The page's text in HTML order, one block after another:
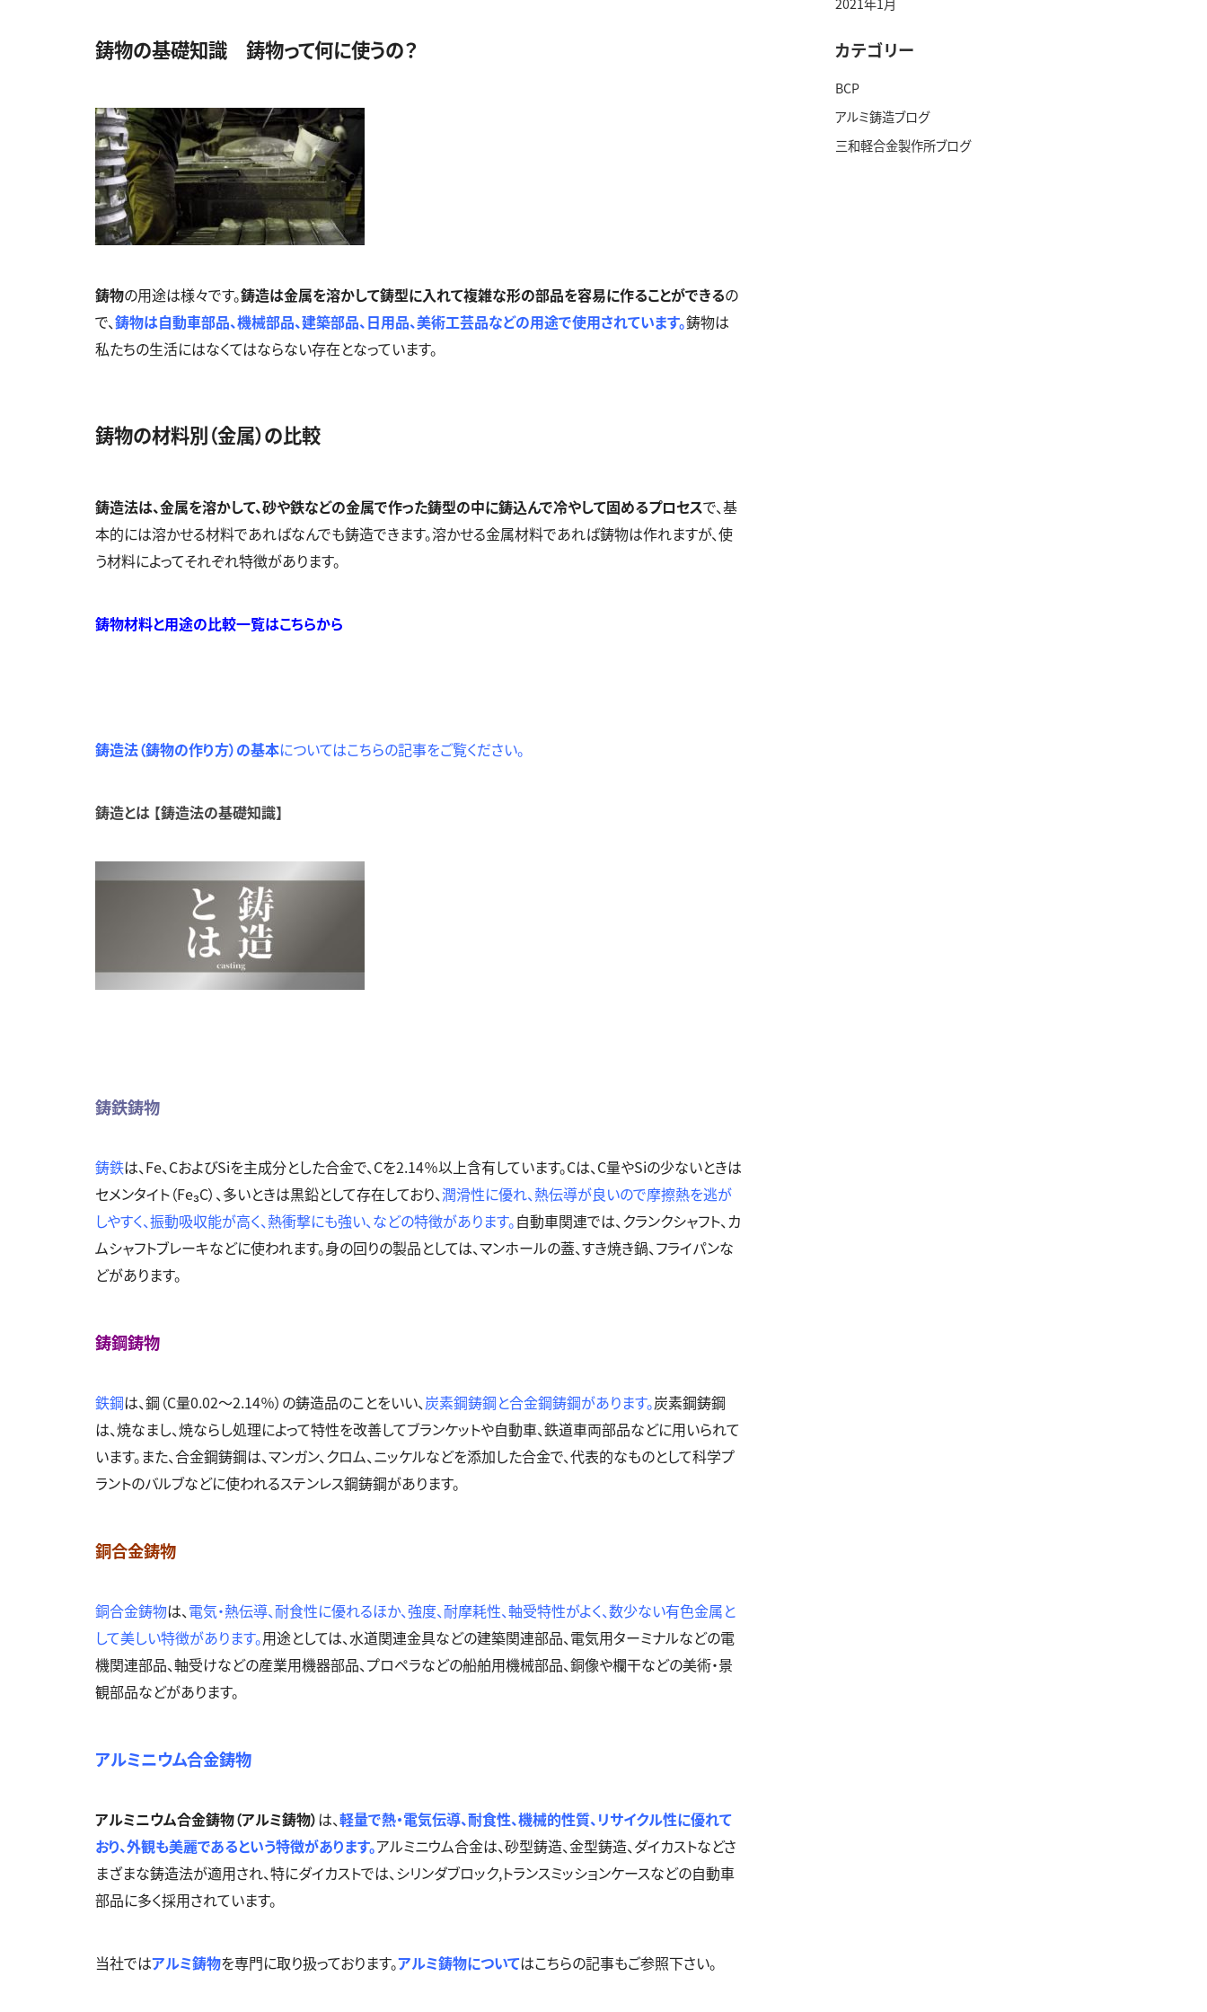
鋳物の基礎知識 鋳物って何に使うの？
鋳物の用途は様々です。鋳造は金属を溶かして鋳型に入れて複雑な形の部品を容易に作ることができるの
で、鋳物は自動車部品、機械部品、建築部品、日用品、美術工芸品などの用途で使用されています。鋳物は
私たちの生活にはなくてはならない存在となっています。
鋳物の材料別（金属）の比較
鋳造法は、金属を溶かして、砂や鉄などの金属で作った鋳型の中に鋳込んで冷やして固めるプロセスで、基
本的には溶かせる材料であればなんでも鋳造できます。溶かせる金属材料であれば鋳物は作れますが、使
う材料によってそれぞれ特徴があります。
鋳物材料と用途の比較一覧はこちらから
鋳造法（鋳物の作り方）の基本についてはこちらの記事をご覧ください。
鋳造とは 【鋳造法の基礎知識】
鋳鉄鋳物
鋳鉄は、Fe、CおよびSiを主成分とした合金で、Cを2.14％以上含有しています。Cは、C量やSiの少ないときは
セメンタイト（Fe₃C）、多いときは黒鉛として存在しており、潤滑性に優れ、熱伝導が良いので摩擦熱を逃が
しやすく、振動吸収能が高く、熱衝撃にも強い、などの特徴があります。自動車関連では、クランクシャフト、カ
ムシャフトブレーキなどに使われます。身の回りの製品としては、マンホールの蓋、すき焼き鍋、フライパンな
どがあります。
鋳鋼鋳物
鉄鋼は、鋼（C量0.02～2.14％）の鋳造品のことをいい、炭素鋼鋳鋼と合金鋼鋳鋼があります。炭素鋼鋳鋼
は、焼なまし、焼ならし処理によって特性を改善してブランケットや自動車、鉄道車両部品などに用いられて
います。また、合金鋼鋳鋼は、マンガン、クロム、ニッケルなどを添加した合金で、代表的なものとして科学プ
ラントのバルブなどに使われるステンレス鋼鋳鋼があります。
銅合金鋳物
銅合金鋳物は、電気・熱伝導、耐食性に優れるほか、強度、耐摩耗性、軸受特性がよく、数少ない有色金属と
して美しい特徴があります。用途としては、水道関連金具などの建築関連部品、電気用ターミナルなどの電
機関連部品、軸受けなどの産業用機器部品、プロペラなどの船舶用機械部品、銅像や欄干などの美術・景
観部品などがあります。
アルミニウム合金鋳物
アルミニウム合金鋳物（アルミ鋳物）は、軽量で熱・電気伝導、耐食性、機械的性質、リサイクル性に優れて
おり、外観も美麗であるという特徴があります。アルミニウム合金は、砂型鋳造、金型鋳造、ダイカストなどさ
まざまな鋳造法が適用され、特にダイカストでは、シリンダブロック,トランスミッションケースなどの自動車
部品に多く採用されています。
当社ではアルミ鋳物を専門に取り扱っております。アルミ鋳物についてはこちらの記事もご参照下さい。
2021年1月
カテゴリー
BCP
アルミ鋳造ブログ
三和軽合金製作所ブログ